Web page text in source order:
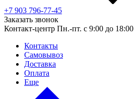
+7 903 796-77-45
Заказать звонок
Контакт-центр Пн.-пт. с 9:00 до 18:00
Контакты
Самовывоз
Доставка
Оплата
Еще